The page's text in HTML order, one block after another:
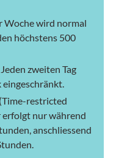
Woche wird normal
höchstens 500
zweiten Tag
restricted
nur während
anschliessend